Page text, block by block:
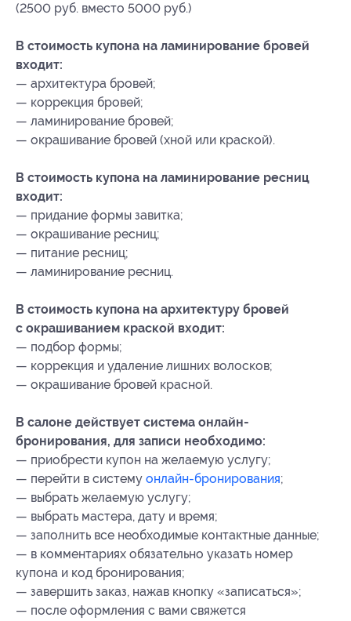
(2500 руб. вместо 5000 руб.)
В стоимость купона на ламинирование бровей
входит:
— архитектура бровей;
— коррекция бровей;
— ламинирование бровей;
— окрашивание бровей (хной или краской).
В стоимость купона на ламинирование ресниц
входит:
— придание формы завитка;
— окрашивание ресниц;
— питание ресниц;
— ламинирование ресниц.
В стоимость купона на архитектуру бровей
с окрашиванием краской входит:
— подбор формы;
— коррекция и удаление лишних волосков;
— окрашивание бровей красной.
В салоне действует система онлайн-
бронирования, для записи необходимо:
— ⁠приобрести купон на желаемую услугу;
— ⁠перейти в систему онлайн-бронирования;
— ⁠выбрать желаемую услугу;
— ⁠выбрать мастера, дату и время;
— ⁠заполнить все необходимые контактные данные;
— ⁠в комментариях обязательно указать номер
купона и код бронирования;
— ⁠завершить заказ, нажав кнопку «записаться»;
— ⁠после оформления с вами свяжется